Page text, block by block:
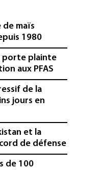
maïs
1980
porte plainte
aux PFAS
de la
jours en
et la
de défense
de 100